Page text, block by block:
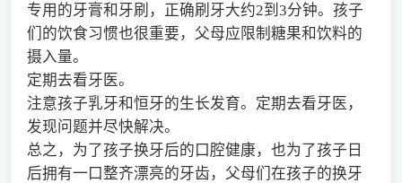
专用的牙膏和牙刷，正确刷牙大约2到3分钟。孩子
们的饮食习惯也很重要，父母应限制糖果和饮料的
摄入量。
定期去看牙医。
注意孩子乳牙和恒牙的生长发育。定期去看牙医，
发现问题并尽快解决。
总之，为了孩子换牙后的口腔健康，也为了孩子日
后拥有一口整齐漂亮的牙齿，父母们在孩子的换牙